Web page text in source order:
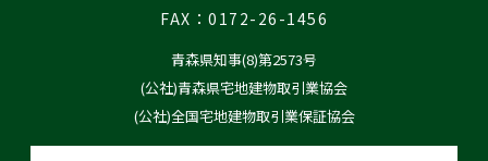
FAX：0172-26-1456
青森県知事(8)第2573号
(公社)青森県宅地建物取引業協会
(公社)全国宅地建物取引業保証協会